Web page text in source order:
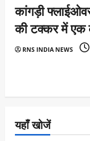
कांगड़ी
की टक्कर में एक
RNS INDIA NEWS
यहाँ खोजें